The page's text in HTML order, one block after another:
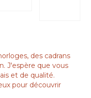
des cadrans
J'espère que vous
et de qualité.
pour découvrir